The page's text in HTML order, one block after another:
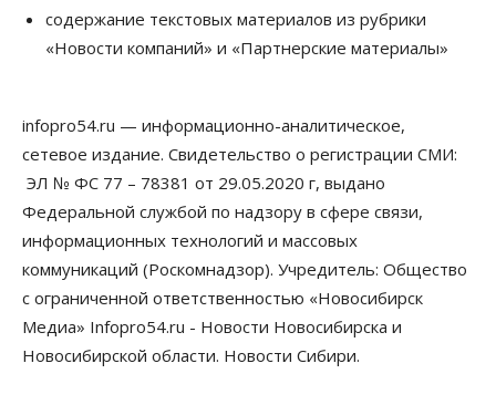
Новосибирской области, но режима ЧС не будет
07 Августа 2026, 10:00
выстраивают системы защиты от атак БПЛА
07 Августа 2026, 09:00
По «Сибэлектротерму» выдали исполнительные
листы на полмиллиарда рублей
07 Августа 2026, 08:00
Бизнес Власть Медицина Общество
Искусственный интеллект предлагают
привлекать к разработке новых лекарств в
России
содержание текстовых материалов из рубрики
«Новости компаний» и «Партнерские материалы»
infopro54.ru — информационно-аналитическое,
сетевое издание. Свидетельство о регистрации СМИ:
ЭЛ № ФС 77 – 78381 от 29.05.2020 г, выдано
Федеральной службой по надзору в сфере связи,
информационных технологий и массовых
коммуникаций (Роскомнадзор). Учредитель: Общество
с ограниченной ответственностью «Новосибирск
Медиа» Infopro54.ru - Новости Новосибирска и
Новосибирской области. Новости Сибири.